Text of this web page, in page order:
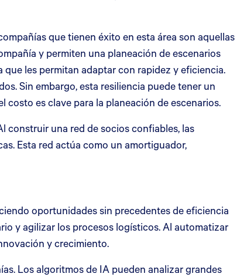
que tienen éxito en esta área son aquellas
y permiten una planeación de escenarios
les permitan adaptar con rapidez y eficiencia.
Sin embargo, esta resiliencia puede tener un
es clave para la planeación de escenarios.
construir una red de socios confiables, las
Esta red actúa como un amortiguador,
oportunidades sin precedentes de eficiencia
y agilizar los procesos logísticos. Al automatizar
y crecimiento.
Los algoritmos de IA pueden analizar grandes